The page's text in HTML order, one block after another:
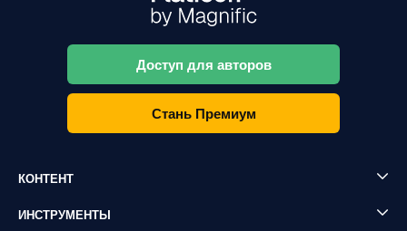
Доступ для авторов
Стань Премиум
КОНТЕНТ
ИНСТРУМЕНТЫ